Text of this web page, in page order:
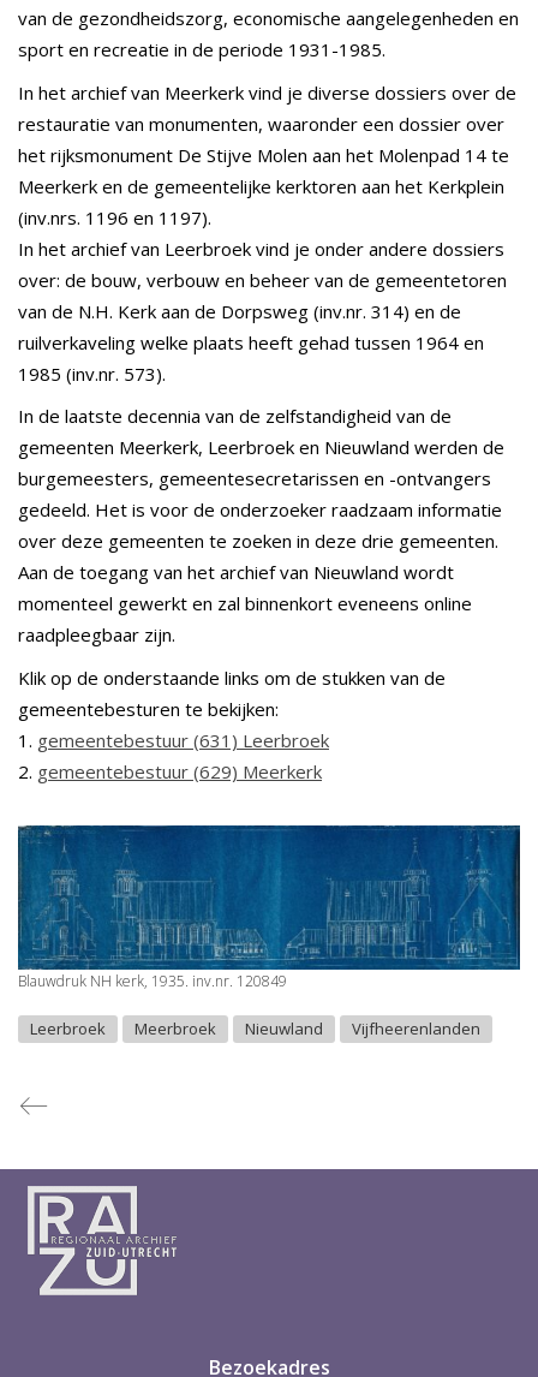
van de gezondheidszorg, economische aangelegenheden en
sport en recreatie in de periode 1931-1985.
In het archief van Meerkerk vind je diverse dossiers over de
restauratie van monumenten, waaronder een dossier over
het rijksmonument De Stijve Molen aan het Molenpad 14 te
Meerkerk en de gemeentelijke kerktoren aan het Kerkplein
(inv.nrs. 1196 en 1197).
In het archief van Leerbroek vind je onder andere dossiers
over: de bouw, verbouw en beheer van de gemeentetoren
van de N.H. Kerk aan de Dorpsweg (inv.nr. 314) en de
ruilverkaveling welke plaats heeft gehad tussen 1964 en
1985 (inv.nr. 573).
In de laatste decennia van de zelfstandigheid van de
gemeenten Meerkerk, Leerbroek en Nieuwland werden de
burgemeesters, gemeentesecretarissen en -ontvangers
gedeeld. Het is voor de onderzoeker raadzaam informatie
over deze gemeenten te zoeken in deze drie gemeenten.
Aan de toegang van het archief van Nieuwland wordt
momenteel gewerkt en zal binnenkort eveneens online
raadpleegbaar zijn.
Klik op de onderstaande links om de stukken van de
gemeentebesturen te bekijken:
1. gemeentebestuur (631) Leerbroek
2. gemeentebestuur (629) Meerkerk
Blauwdruk NH kerk, 1935. inv.nr. 120849
Leerbroek Meerbroek Nieuwland Vijfheerenlanden
Bezoekadres